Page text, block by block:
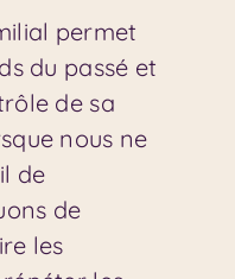
permet
du passé et
de sa
nous ne
de
de
les